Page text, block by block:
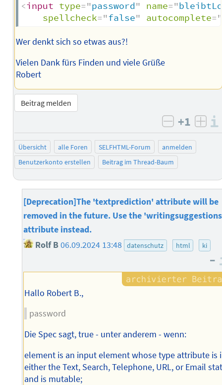
<input type="password" name="
spellcheck="false" autocomplete="
Wer denkt sich so etwas aus?!
Vielen Dank fürs Finden und viele Grüße
Robert
Beitrag melden
negativ
+1
Übersicht alle Foren SELFHTML-Forum
anmelden
Benutzerkonto erstellen
Beitrag im Thread-Baum
[Deprecation]The 'textprediction' attribute will be
removed in the future. Use the
attribute instead.
Rolf B06.09.2024 13:48 datenschutz html ki
–
Hallo Robert B.,
password
Die Spec sagt, true - unter anderem - wenn:
element is an input element whose type attribute is
either the Text, Search, Telephone, URL, or Email
and is mutable;